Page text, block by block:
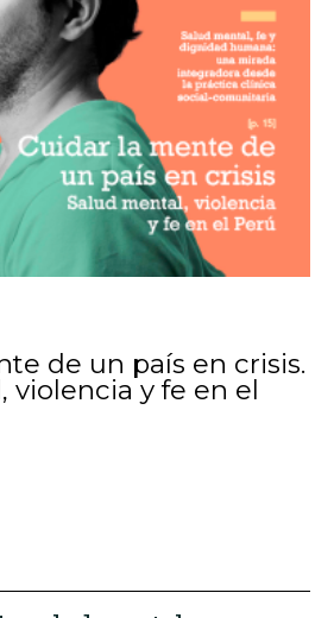
de un país en crisis.
violencia y fe en el